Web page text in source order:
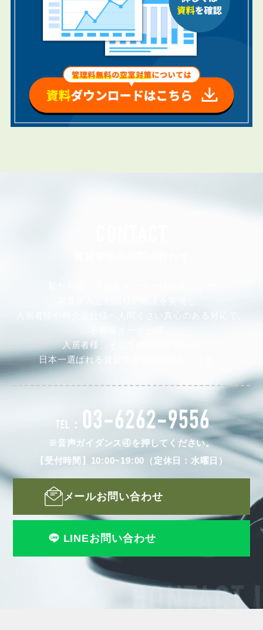
CONTACT
入居者様や仲介会社様へ人間くさい真心のある対応で、
入居者様、そして仲介会社様から
日本一選ばれる賃貸管理会社を目指します。
TEL： 03-6262-9556
※音声ガイダンス④を押してください。
【受付時間】10:00~19:00（定休日：水曜日）
メールお問い合わせ
LINEお問い合わせ